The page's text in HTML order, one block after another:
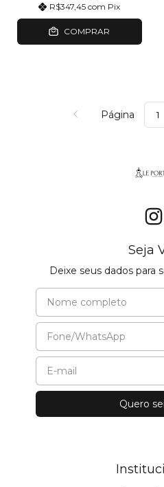
R$347,45com Pix
COMPRAR
Página
Seja
Deixe seus dados para